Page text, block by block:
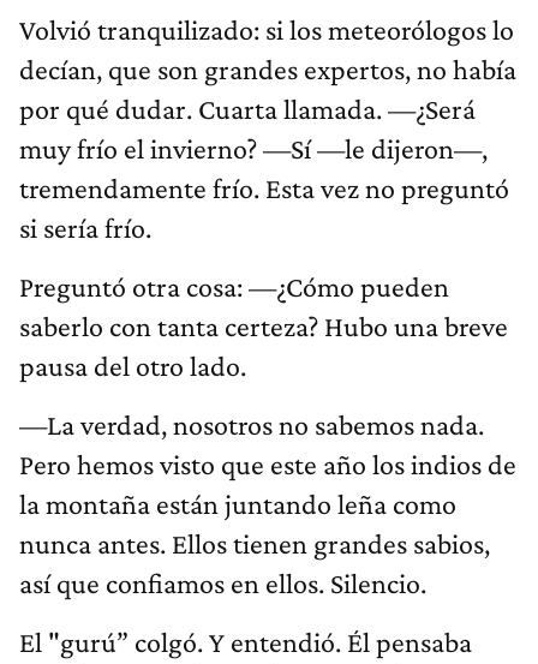
Volvió tranquilizado: si los meteorólogos lo
decían, que son grandes expertos, no había
por qué dudar. Cuarta llamada. —¿Será
muy frío el invierno? —Sí —le dijeron—,
tremendamente frío. Esta vez no preguntó
si sería frío.
Preguntó otra cosa: —¿Cómo pueden
saberlo con tanta certeza? Hubo una breve
pausa del otro lado.
—La verdad, nosotros no sabemos nada.
Pero hemos visto que este año los indios de
la montaña están juntando leña como
nunca antes. Ellos tienen grandes sabios,
así que confiamos en ellos. Silencio.
El "gurú” colgó. Y entendió. Él pensaba